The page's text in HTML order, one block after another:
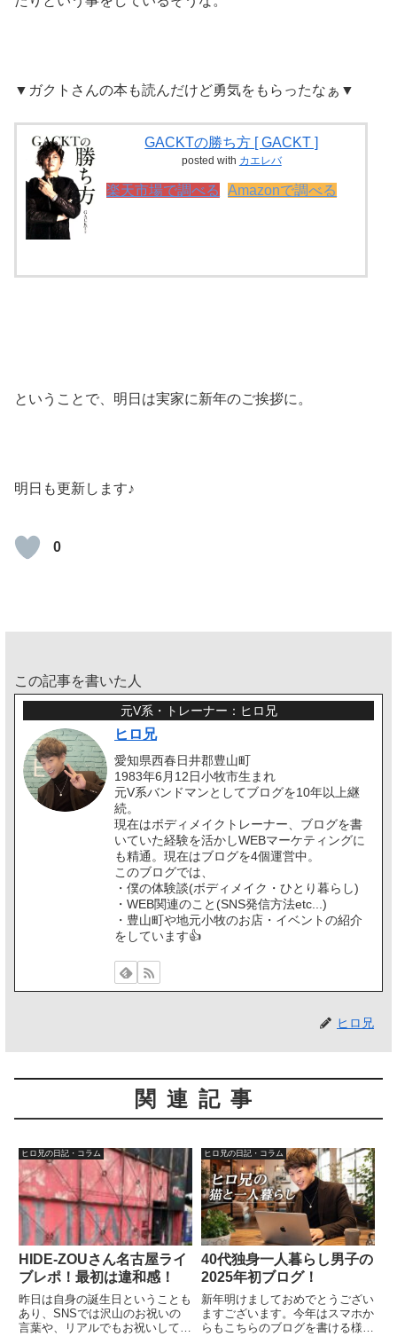
▼ガクトさんの本も読んだけど勇気をもらったなぁ▼
GACKTの勝ち方 [ GACKT ]
posted with カエレバ
楽天市場で調べる Amazonで調べる
ということで、明日は実家に新年のご挨拶に。
明日も更新します♪
0
この記事を書いた人
元V系・トレーナー：ヒロ兄
ヒロ兄
愛知県西春日井郡豊山町
1983年6月12日小牧市生まれ
元V系バンドマンとしてブログを10年以上継
続。
現在はボディメイクトレーナー、ブログを書
いていた経験を活かしWEBマーケティングに
も精通。現在はブログを4個運営中。
このブログでは、
・僕の体験談(ボディメイク・ひとり暮らし)
・WEB関連のこと(SNS発信方法etc...)
・豊山町や地元小牧のお店・イベントの紹介
をしています👍️
ヒロ兄
関連記事
ヒロ兄の日記・コラム
HIDE-ZOUさん名古屋ライ
ブレポ！最初は違和感！
昨日は自身の誕生日ということも
あり、SNSでは沢山のお祝いの
言葉や、リアルでもお祝いしてい
ヒロ兄の日記・コラム
40代独身一人暮らし男子の
2025年初ブログ！
新年明けましておめでとうござい
ますございます。今年はスマホか
らもこちらのブログを書ける様に